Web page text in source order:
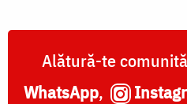
Alătură-te
WhatsApp,